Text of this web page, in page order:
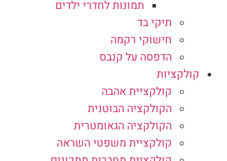
תמונות לחדרי ילדים
תיקי בד
חישוקי רקמה
הדפסה על קנבס
קולקציות
קולקציית אהבה
הקולקציה הבוטנית
הקולקציה הגאומטרית
קולקציית משפטי השראה